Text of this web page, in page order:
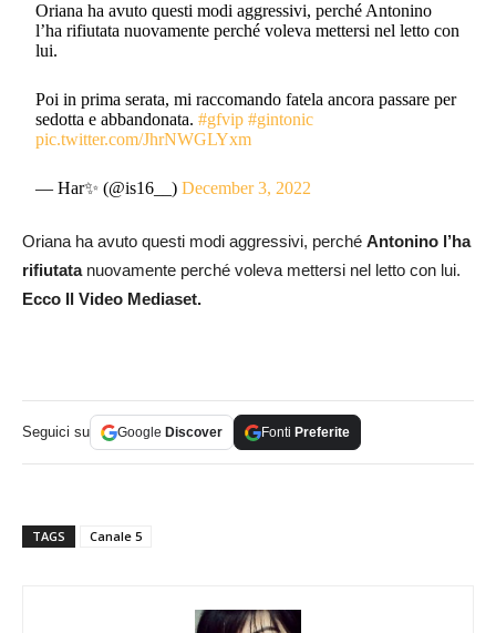
Oriana ha avuto questi modi aggressivi, perché Antonino
l’ha rifiutata nuovamente perché voleva mettersi nel letto con
lui.
Poi in prima serata, mi raccomando fatela ancora passare per
sedotta e abbandonata.#gfvip #gintonic
pic.twitter.com/JhrNWGLYxm
— Har✨ (@is16__)December 3, 2022
Oriana ha avuto questi modi aggressivi, perché Antonino l’ha
rifiutata nuovamente perché voleva mettersi nel letto con lui.
Ecco Il Video Mediaset.
Seguici su Google Discover Fonti Preferite
TAGS Canale 5